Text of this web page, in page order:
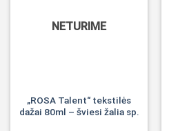
NETURIME
„ROSA Talent“ tekstilės
dažai 80ml – šviesi žalia sp.